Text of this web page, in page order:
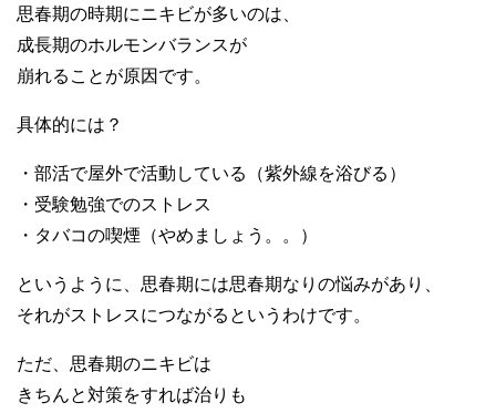
思春期の時期にニキビが多いのは、
成長期のホルモンバランスが
崩れることが原因です。
具体的には？
・部活で屋外で活動している（紫外線を浴びる）
・受験勉強でのストレス
・タバコの喫煙（やめましょう。。）
というように、思春期には思春期なりの悩みがあり、
それがストレスにつながるというわけです。
ただ、思春期のニキビは
きちんと対策をすれば治りも